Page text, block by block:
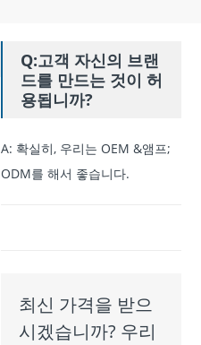
Q:고객 자신의 브랜
드를 만드는 것이 허
용됩니까?
A: 확실히, 우리는 OEM &앰프;
ODM를 해서 좋습니다.
최신 가격을 받으
시겠습니까? 우리